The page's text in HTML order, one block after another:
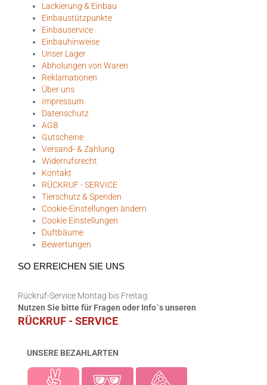
Lackierung & Einbau
Einbaustützpunkte
Einbauservice
Einbauhinweise
Unser Lager
Abholungen von Waren
Reklamationen
Über uns
Impressum
Datenschutz
AGB
Gutscheine
Versand- & Zahlung
Widerrufsrecht
Kontakt
RÜCKRUF - SERVICE
Tierschutz & Spenden
Cookie-Einstellungen ändern
Cookie Einstellungen
Duftbäume
Bewertungen
SO ERREICHEN SIE UNS
Rückruf-Service Montag bis Freitag:
Nutzen Sie bitte für Fragen oder Info`s unseren
RÜCKRUF - SERVICE
UNSERE BEZAHLARTEN